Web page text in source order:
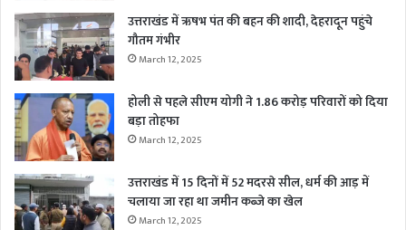
उत्तराखंड में ऋषभ पंत की बहन की शादी, देहरादून पहुंचे
गौतम गंभीर
March 12, 2025
होली से पहले सीएम योगी ने 1.86 करोड़ परिवारों को दिया
बड़ा तोहफा
March 12, 2025
उत्तराखंड में 15 दिनों में 52 मदरसे सील, धर्म की आड़ में
चलाया जा रहा था जमीन कब्जे का खेल
March 12, 2025